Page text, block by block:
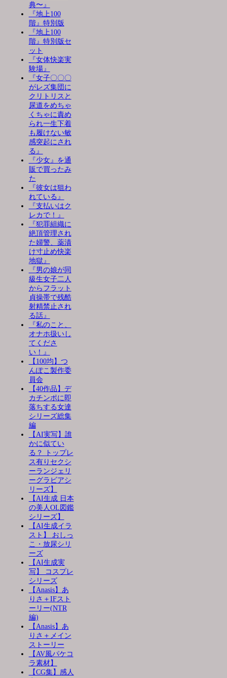
典〜』
『地上100
階』特別版
『地上100
階』特別版セ
ット
『女体快楽実
験場』
『女子〇〇〇
がレズ集団に
クリトリスと
尿道をめちゃ
くちゃに責め
られ一生下着
も履けない敏
感突起にされ
る』
『少女』を通
販で買ったみ
た
『彼女は狙わ
れている』
『支払いはク
レカで！』
『犯罪組織に
絶頂管理され
た婦警、薬漬
け寸止め快楽
地獄』
『男の娘が同
級生女子二人
からフラット
貞操帯で残酷
射精禁止され
る話』
『私のこと、
オナホ扱いし
てくださ
い！』
【100均】つ
んぽこ製作委
員会
【40作品】デ
カチンポに即
落ちする女達
シリーズ総集
編
【AI実写】誰
かに似てい
る？ トップレ
ス有りセクシ
ーランジェリ
ーグラビアシ
リーズ】
【AI生成 日本
の美人OL図鑑
シリーズ】
【AI生成イラ
スト】 おしっ
こ・放尿シリ
ーズ
【AI生成実
写】 コスプレ
シリーズ
【Anasis】あ
りさ＋IFスト
ーリー(NTR
編)
【Anasis】あ
りさ＋メイン
ストーリー
【AV風パケコ
ラ素材】
【CG集】感人